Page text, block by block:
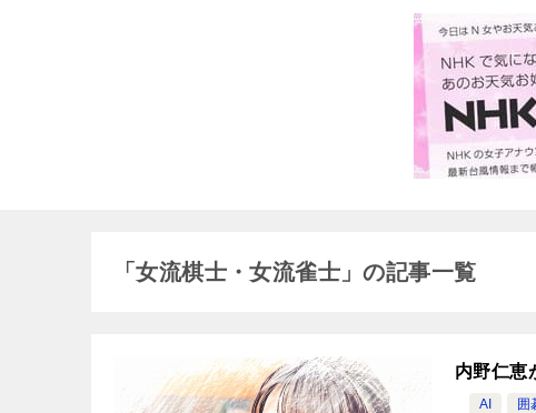
「女流棋士・女流雀士」の記事一覧
内野仁恵
AI 囲